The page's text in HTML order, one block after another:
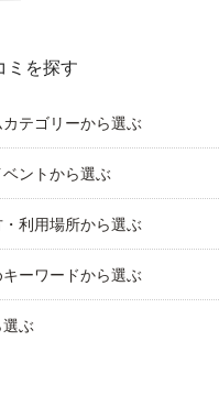
ミを探す
テゴリーから選ぶ
ントから選ぶ
利用場所から選ぶ
ーワードから選ぶ
ぶ